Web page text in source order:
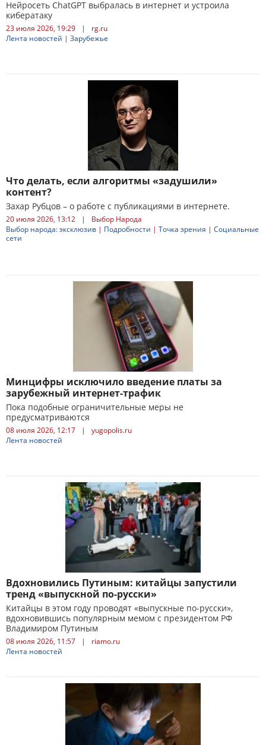
Нейросеть ChatGPT выбралась в интернет и устроила
кибератаку
23 июля 2026, 19:29 |
rg.ru
Лента новостей | Зарубежье
Что делать, если алгоритмы «задушили»
контент?
Захар Рубцов – о работе с публикациями в интернете.
20 июля 2026, 13:12 |
Выбор Народа
Выбор народа: эксклюзив | Подробности | Точка зрения | Социальные
сети
Минцифры исключило введение платы за
зарубежный интернет-трафик
Пока подобные ограничительные меры не
предусматриваются
08 июля 2026, 12:17 |
yugopolis.ru
Лента новостей
Вдохновились Путиным: китайцы запустили
тренд «выпускной по-русски»
Китайцы в этом году проводят «выпускные по-русски»,
вдохновившись популярным мемом с президентом РФ
Владимиром Путиным
08 июля 2026, 11:57 |
riamo.ru
Лента новостей